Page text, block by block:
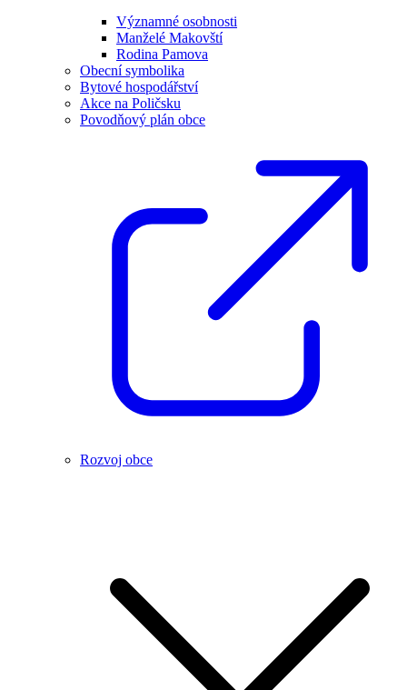
Významné osobnosti
Manželé Makovští
Rodina Pamova
Obecní symbolika
Bytové hospodářství
Akce na Poličsku
Povodňový plán obce
Rozvoj obce